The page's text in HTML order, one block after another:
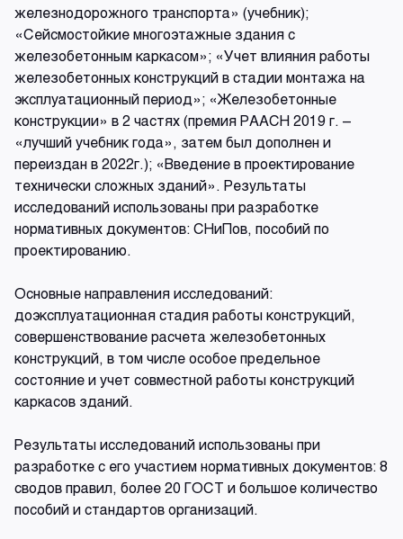
железнодорожного транспорта» (учебник);
«Сейсмостойкие многоэтажные здания с
железобетонным каркасом»; «Учет влияния работы
железобетонных конструкций в стадии монтажа на
эксплуатационный период»; «Железобетонные
конструкции» в 2 частях (премия РААСН 2019 г. –
«лучший учебник года», затем был дополнен и
переиздан в 2022г.); «Введение в проектирование
технически сложных зданий». Результаты
исследований использованы при разработке
нормативных документов: СНиПов, пособий по
проектированию.
Основные направления исследований:
доэксплуатационная стадия работы конструкций,
совершенствование расчета железобетонных
конструкций, в том числе особое предельное
состояние и учет совместной работы конструкций
каркасов зданий.
Результаты исследований использованы при
разработке с его участием нормативных документов: 8
сводов правил, более 20 ГОСТ и большое количество
пособий и стандартов организаций.